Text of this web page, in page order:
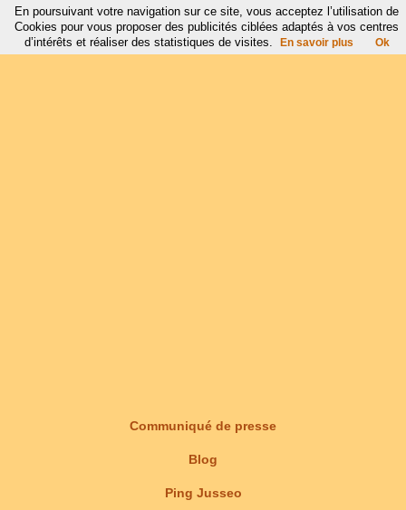
Communiqué de presse
Blog
Ping Jusseo
En poursuivant votre navigation sur ce site, vous acceptez l’utilisation de
Cookies pour vous proposer des publicités ciblées adaptés à vos centres
d’intérêts et réaliser des statistiques de visites.
En savoir plus Ok